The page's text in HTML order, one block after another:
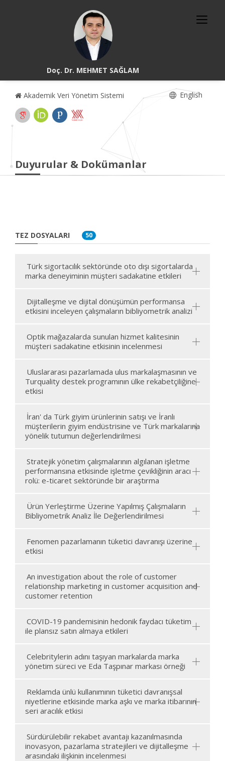
Doç. Dr. MEHMET SAĞLAM
Akademik Veri Yönetim Sistemi English
Duyurular & Dokümanlar
TEZ DOSYALARI 50
Türk sigortacılık sektöründe oto dışı sigortalarda
marka deneyiminin müşteri sadakatine etkileri
Dijitalleşme ve dijital dönüşümün performansa
etkisini inceleyen çalışmaların bibliyometrik analizi
Optik mağazalarda sunulan hizmet kalitesinin
müşteri sadakatine etkisinin incelenmesi
Uluslararası pazarlamada ulus markalaşmasının ve
Turquality destek programının ülke rekabetçiliğine
etkisi
İran' da Türk giyim ürünlerinin satışı ve İranlı
müşterilerin giyim endüstrisine ve Türk markalarına
yönelik tutumun değerlendirilmesi
Stratejik yönetim çalışmalarının algılanan işletme
performansına etkisinde işletme çevikliğinin aracı
rolü: e-ticaret sektöründe bir araştırma
Ürün Yerleştirme Üzerine Yapılmış Çalışmaların
Bibliyometrik Analiz İle Değerlendirilmesi
Fenomen pazarlamanın tüketici davranışı üzerine
etkisi
An investigation about the role of customer
relationship marketing in customer acquisition and
customer retention
COVID-19 pandemisinin hedonik faydacı tüketim
ile plansız satın almaya etkileri
Celebritylerin adını taşıyan markalarda marka
yönetim süreci ve Eda Taşpınar markası örneği
Reklamda ünlü kullanımının tüketici davranışsal
niyetlerine etkisinde marka aşkı ve marka itibarının
seri aracılık etkisi
Sürdürülebilir rekabet avantajı kazanılmasında
inovasyon, pazarlama stratejileri ve dijitalleşme
arasındaki ilişkinin incelenmesi